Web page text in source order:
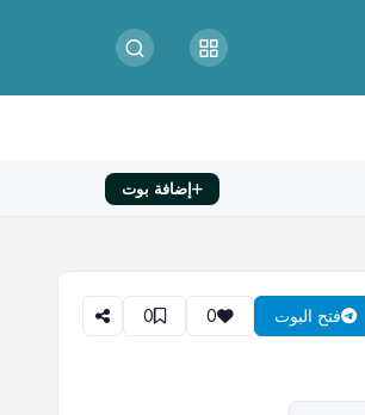
إضافة بوت
فتح البوت 0
0